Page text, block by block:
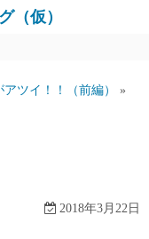
（仮）
ツイ！！（前編）
»
2018年3月22日